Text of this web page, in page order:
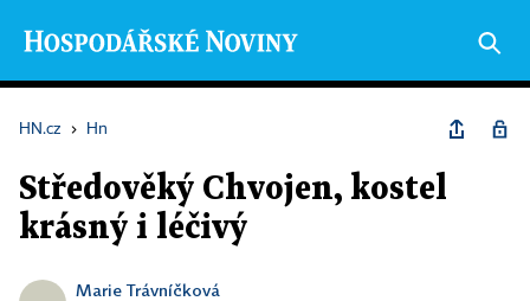
HN.cz › Hn
Středověký Chvojen, kostel
krásný i léčivý
Marie Trávníčková